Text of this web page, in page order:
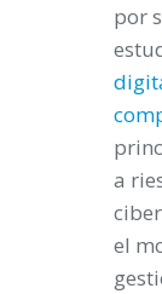
por
a
el